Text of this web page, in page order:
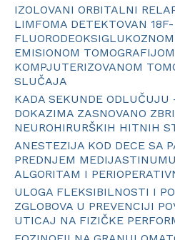
IZOLOVANI ORBITALNI
LIMFOMA DETEKTOVAN 18F-
EMISIONOM
KOMPJUTERIZOVANOM
SLUČAJA
KADA SEKUNDE ODLUČUJU
DOKAZIMA ZASNOVANO
NEUROHIRURŠKIH HITNIH
ANESTEZIJA KOD DECE SA
PREDNJEM
ALGORITAM I
ULOGA FLEKSIBILNOSTI I
ZGLOBOVA U PREVENCIJI
UTICAJ NA FIZIČKE